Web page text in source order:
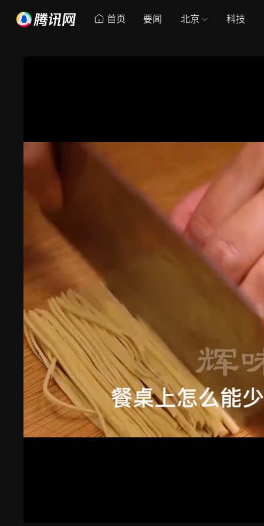
首页 要闻 北京 科技